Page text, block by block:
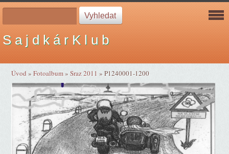
S a j d k á r K l u b
Úvod »Fotoalbum»Sraz 2011 »P1240001-1200